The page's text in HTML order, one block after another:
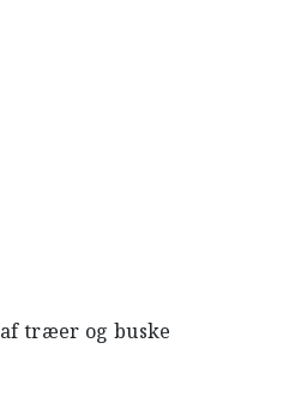
træer og buske